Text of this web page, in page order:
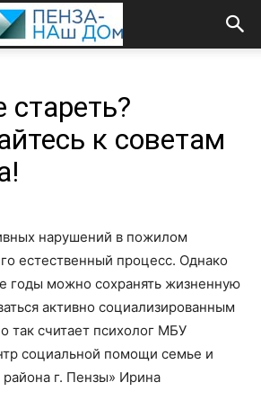
стареть?
к советам
нарушений в пожилом
естественный процесс. Однако
годы можно сохранять жизненную
активно социализированным
так считает психолог МБУ
социальной помощи семье и
г. Пензы» Ирина